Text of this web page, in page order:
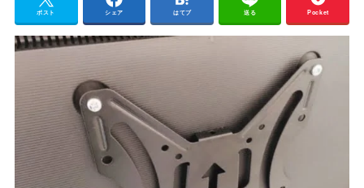
ポスト シェア はてブ 送る Pocket